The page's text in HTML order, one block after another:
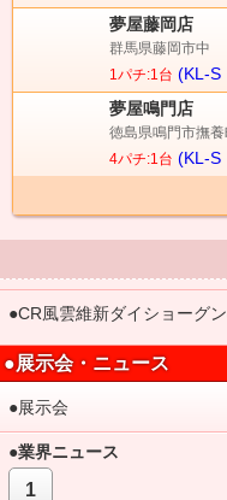
夢屋藤岡店
群馬県藤岡市中
1パチ:1台 (KL-S
夢屋鳴門店
徳島県鳴門市撫
4パチ:1台 (KL-S
●CR風雲維新ダイショーグ
●展示会・ニュース
●展示会
●業界ニュース
1